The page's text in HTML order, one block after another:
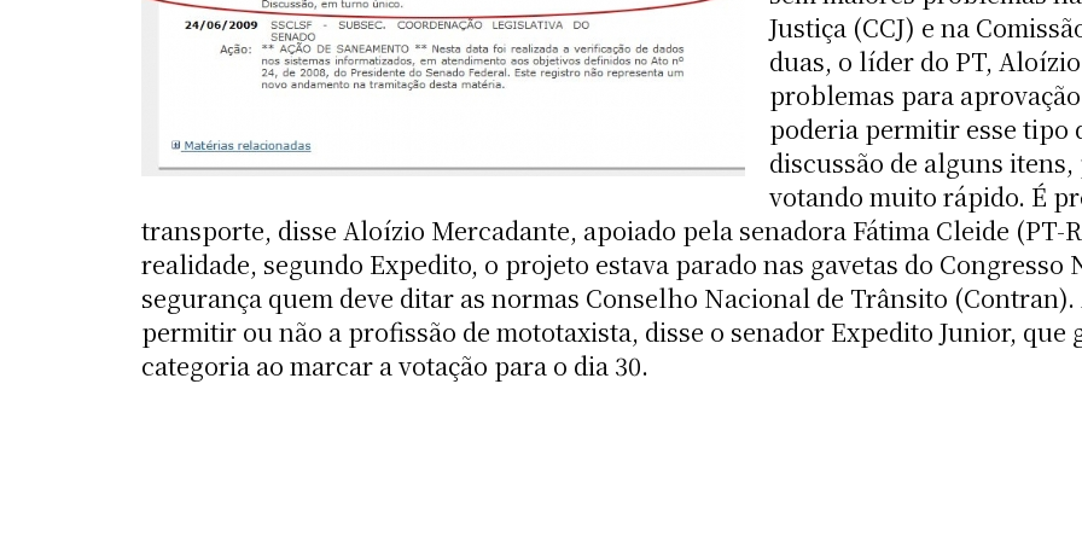
Justiça (CCJ) e na
duas, o líder do PT,
problemas para
poderia permitir esse tipo
discussão de alguns
votando muito rápido. É
transporte, disse Aloízio Mercadante, apoiado pela senadora Fátima Cleide (PT-
realidade, segundo Expedito, o projeto estava parado nas gavetas do Congresso
segurança quem deve ditar as normas Conselho Nacional de Trânsito (Contran).
permitir ou não a profissão de mototaxista, disse o senador Expedito Junior,
categoria ao marcar a votação para o dia 30.